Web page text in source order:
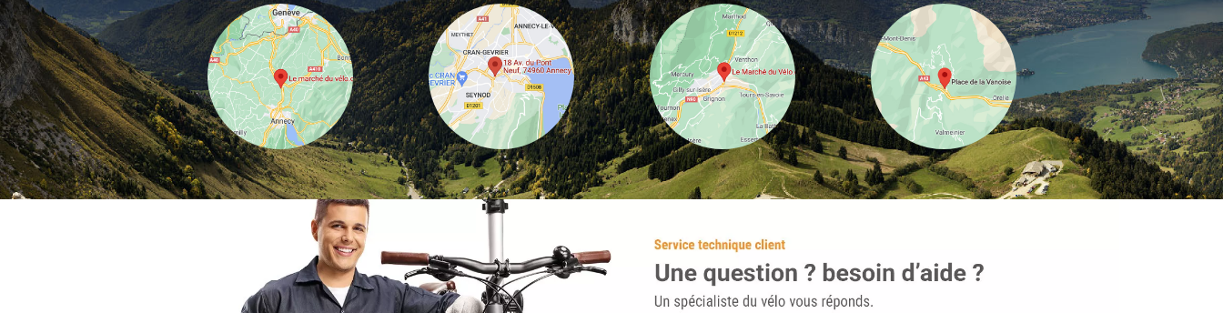
clignotant.
Durée de chargement de la batterie (lumière) : le temps de
chargement jusqu'à la charge complète de la batterie est
d'environ 4 heures
IP44 : type de protection qui, pour les produits
électroniques tels que les lampes, certifie une protection
contre les corps étrangers solides de plus de 1 mm et
contre les projections d'eau
Procédé In-Mold et application de coque dure :
parties de la coque extérieure composées à la fois d'une
coque rigide robuste et d'une coque en polycarbonate
avec un matériau amortissant intégré dans la mousse